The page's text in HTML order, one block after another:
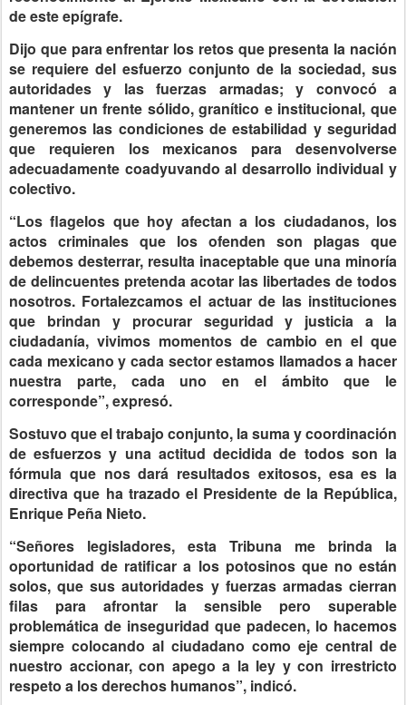
de este epígrafe.
Dijo que para enfrentar los retos que presenta la nación
se requiere del esfuerzo conjunto de la sociedad, sus
autoridades y las fuerzas armadas; y convocó a
mantener un frente sólido, granítico e institucional, que
generemos las condiciones de estabilidad y seguridad
que requieren los mexicanos para desenvolverse
adecuadamente coadyuvando al desarrollo individual y
colectivo.
“Los flagelos que hoy afectan a los ciudadanos, los
actos criminales que los ofenden son plagas que
debemos desterrar, resulta inaceptable que una minoría
de delincuentes pretenda acotar las libertades de todos
nosotros. Fortalezcamos el actuar de las instituciones
que brindan y procurar seguridad y justicia a la
ciudadanía, vivimos momentos de cambio en el que
cada mexicano y cada sector estamos llamados a hacer
nuestra parte, cada uno en el ámbito que le
corresponde”, expresó.
Sostuvo que el trabajo conjunto, la suma y coordinación
de esfuerzos y una actitud decidida de todos son la
fórmula que nos dará resultados exitosos, esa es la
directiva que ha trazado el Presidente de la República,
Enrique Peña Nieto.
“Señores legisladores, esta Tribuna me brinda la
oportunidad de ratificar a los potosinos que no están
solos, que sus autoridades y fuerzas armadas cierran
filas para afrontar la sensible pero superable
problemática de inseguridad que padecen, lo hacemos
siempre colocando al ciudadano como eje central de
nuestro accionar, con apego a la ley y con irrestricto
respeto a los derechos humanos”, indicó.